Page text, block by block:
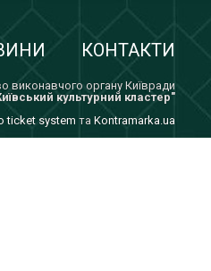
КОНТАКТИ
виконавчого органу Київради
культурний кластер"
ticket system та Kontramarka.ua